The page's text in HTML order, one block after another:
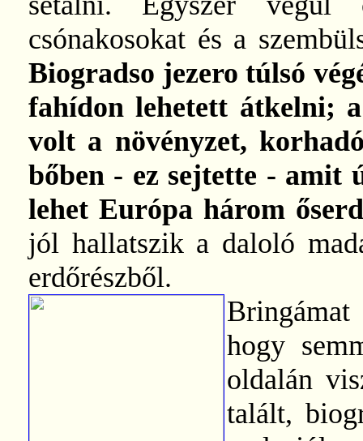
csónakosokat és a
Biogradso jezero túlsó
fahídon lehetett átkelni;
volt a növényzet,
bőben - ez sejtette - amit
lehet Európa három
jól hallatszik a daloló
erdőrészből.
Bringámat
hogy
oldalán
talált,